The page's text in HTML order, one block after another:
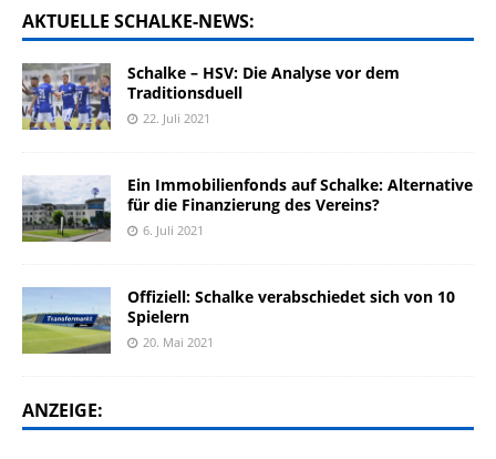
AKTUELLE SCHALKE-NEWS:
Schalke – HSV: Die Analyse vor dem
Traditionsduell
22. Juli 2021
Ein Immobilienfonds auf Schalke: Alternative
für die Finanzierung des Vereins?
6. Juli 2021
Offiziell: Schalke verabschiedet sich von 10
Spielern
20. Mai 2021
ANZEIGE: